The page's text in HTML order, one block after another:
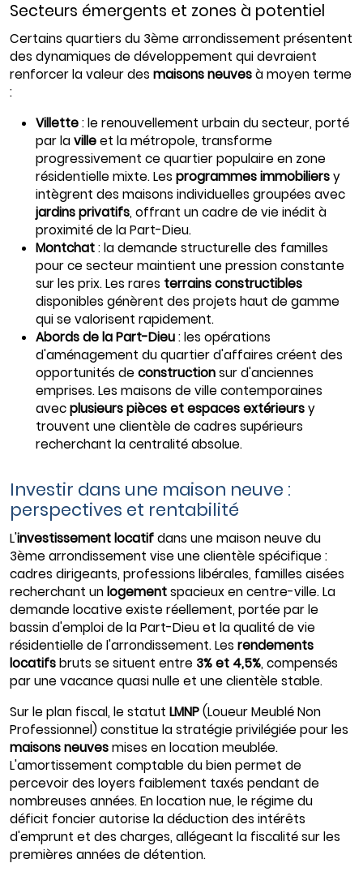
Secteurs émergents et zones à potentiel
Certains quartiers du 3ème arrondissement présentent
des dynamiques de développement qui devraient
renforcer la valeur des maisons neuvesà moyen terme
:
Villette: le renouvellement urbain du secteur, porté
par lavilleet la métropole, transforme
progressivement ce quartier populaire en zone
résidentielle mixte. Les programmes immobiliersy
intègrent des maisons individuelles groupées avec
jardins privatifs, offrant un cadre de vie inédit à
proximité de la Part-Dieu.
Montchat: la demande structurelle des familles
pour ce secteur maintient une pression constante
sur les prix. Les rares terrains constructibles
disponibles génèrent des projets haut de gamme
qui se valorisent rapidement.
Abords de la Part-Dieu: les opérations
d'aménagement du quartier d'affaires créent des
opportunités de constructionsur d'anciennes
emprises. Les maisons de ville contemporaines
avecplusieurs pièces et espaces extérieursy
trouvent une clientèle de cadres supérieurs
recherchant la centralité absolue.
Investir dans une maison neuve :
perspectives et rentabilité
L'investissement locatifdans une maison neuve du
3ème arrondissement vise une clientèle spécifique :
cadres dirigeants, professions libérales, familles aisées
recherchant unlogementspacieux en centre-ville. La
demande locative existe réellement, portée par le
bassin d'emploi de la Part-Dieu et la qualité de vie
résidentielle de l'arrondissement. Les rendements
locatifsbruts se situent entre 3% et 4,5%, compensés
par une vacance quasi nulle et une clientèle stable.
Sur le plan fiscal, le statut LMNP(Loueur Meublé Non
Professionnel) constitue la stratégie privilégiée pour les
maisons neuvesmises en location meublée.
L'amortissement comptable du bien permet de
percevoir des loyers faiblement taxés pendant de
nombreuses années. En location nue, le régime du
déficit foncier autorise la déduction des intérêts
d'emprunt et des charges, allégeant la fiscalité sur les
premières années de détention.